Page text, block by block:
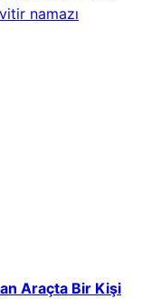
namazı
Araçta Bir Kişi